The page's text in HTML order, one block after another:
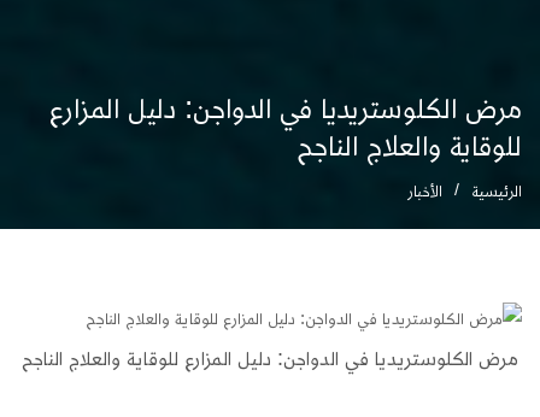
مرض الكلوستريديا في الدواجن: دليل المزارع
للوقاية والعلاج الناجح
الرئيسية الأخبار
مرض الكلوستريديا في الدواجن: دليل المزارع للوقاية والعلاج الناجح